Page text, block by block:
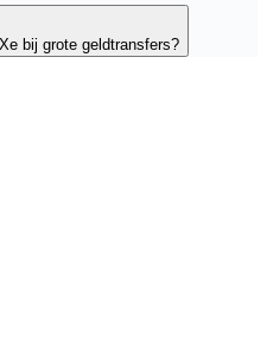
bij grote geldtransfers?